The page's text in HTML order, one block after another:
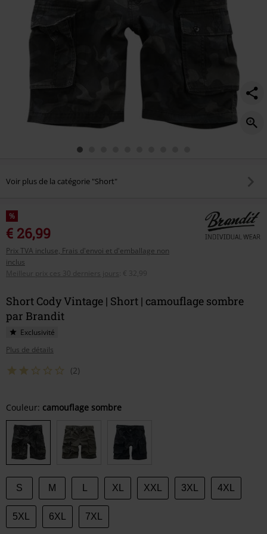
Voir plus de la catégorie "Short"
%
€ 26,99
Prix TVA incluse, Frais d'envoi et d'emballage non
inclus
Meilleur prix ces 30 derniers jours
€ 32,99
Short Cody Vintage | Short | camouflage sombre
par Brandit
Exclusivité
Plus de détails
(2)
Choisissez
votre
taille
Couleur: camouflage sombre
S M XL XXL 3XL 4XL
5XL 6XL 7XL